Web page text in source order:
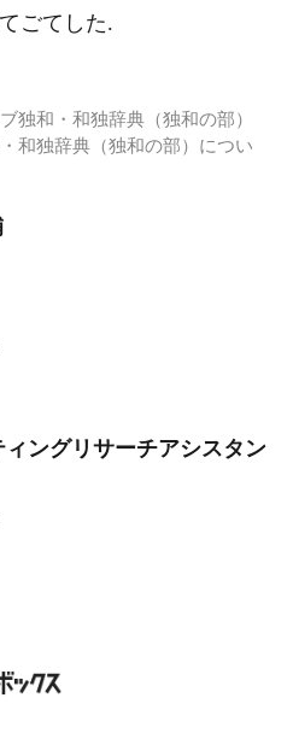
ごてした.
独和・和独辞典（独和の部）
和独辞典（独和の部）につい
ングリサーチアシスタン